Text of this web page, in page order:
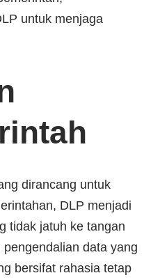
untuk menjaga
dirancang untuk
DLP menjadi
tidak jatuh ke tangan
data yang
bersifat rahasia tetap